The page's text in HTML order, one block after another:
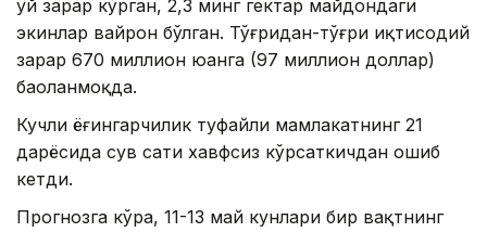
уй зарар кўрган, 2,3 минг гектар майдондаги
экинлар вайрон бўлган. Тўғридан-тўғри иқтисодий
зарар 670 миллион юанга (97 миллион доллар)
баҳоланмоқда.
Кучли ёғингарчилик туфайли мамлакатнинг 21
дарёсида сув сатҳи хавфсиз кўрсаткичдан ошиб
кетди.
Прогнозга кўра, 11-13 май кунлари бир вақтнинг